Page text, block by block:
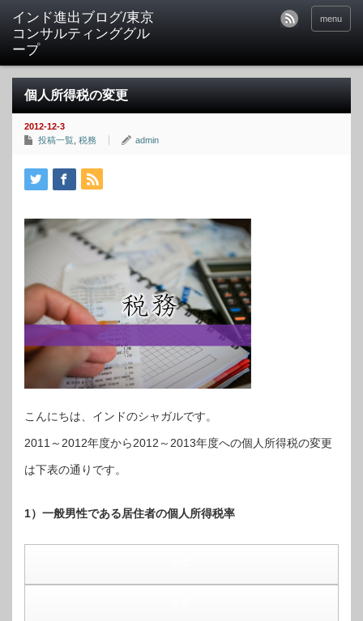
インド進出ブログ/東京
コンサルティンググル
ープ
menu
個人所得税の変更
2012-12-3
投稿一覧 税務 admin
こんにちは、インドのシャガルです。
2011～2012年度から2012～2013年度への個人所得税の変更
は下表の通りです。
1）一般男性である居住者の個人所得税率